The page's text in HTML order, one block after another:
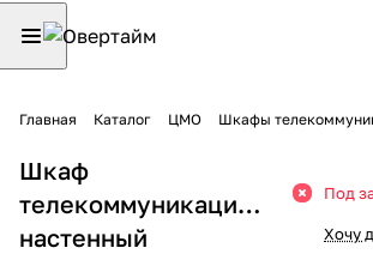
Главная Каталог ЦМО Шкафы
Шкаф
телекоммуникационный
настенный
Под
Хочу